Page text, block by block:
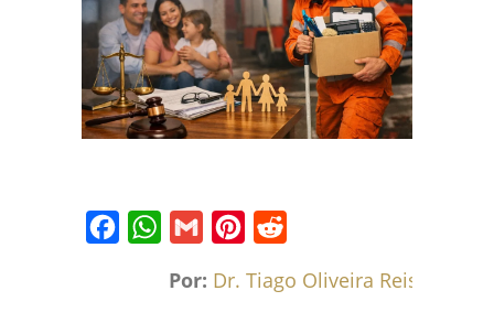
Por: Dr. Tiago Oliveira Reis